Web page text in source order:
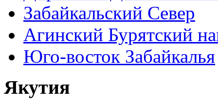
Забайкальский Север
Агинский Бурятский
Юго-восток Забайкалья
Якутия